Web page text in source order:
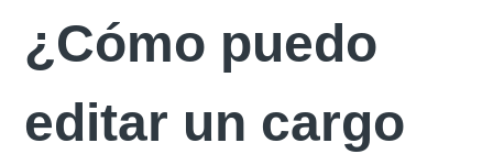
¿Cómo puedo
editar un cargo